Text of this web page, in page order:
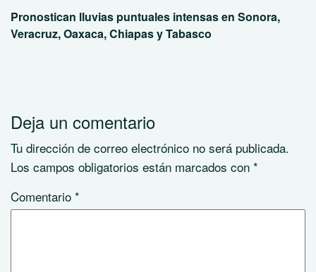
Pronostican lluvias puntuales intensas en Sonora,
Veracruz, Oaxaca, Chiapas y Tabasco
Deja un comentario
Tu dirección de correo electrónico no será publicada.
Los campos obligatorios están marcados con *
Comentario *